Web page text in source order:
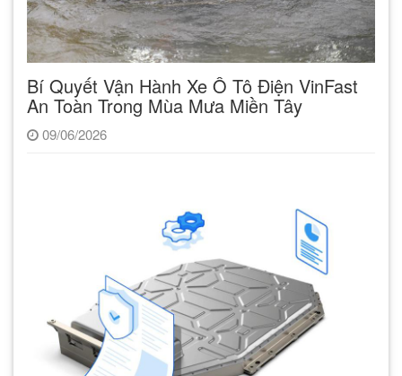
Bí Quyết Vận Hành Xe Ô Tô Điện VinFast
An Toàn Trong Mùa Mưa Miền Tây
09/06/2026